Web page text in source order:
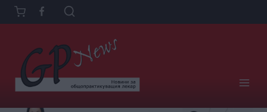
Към
съдържанието